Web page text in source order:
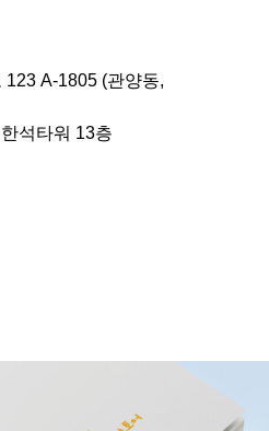
123 A-1805 (관양동,
석타워 13층